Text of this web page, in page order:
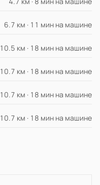
6.7 км · 11 мин на машине
10.5 км · 18 мин на машине
10.7 км · 18 мин на машине
10.7 км · 18 мин на машине
10.7 км · 18 мин на машине